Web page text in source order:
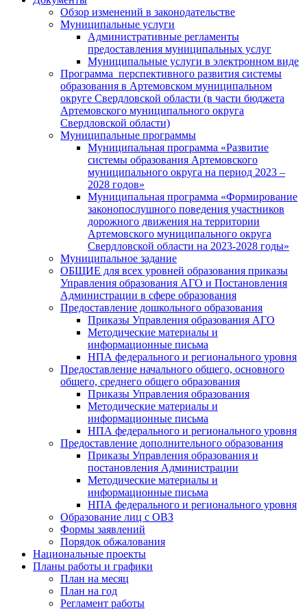
Обзор изменений в законодательстве
Муниципальные услуги
Административные регламенты
предоставления муниципальных услуг
Муниципальные услуги в электронном виде
Программа перспективного развития системы
образования в Артемовском муниципальном
округе Свердловской области (в части бюджета
Артемовского муниципального округа
Свердловской области)
Муниципальные программы
Муниципальная программа «Развитие
системы образования Артемовского
муниципального округа на период 2023 –
2028 годов»
Муниципальная программа «Формирование
законопослушного поведения участников
дорожного движения на территории
Артемовского муниципального округа
Свердловской области на 2023-2028 годы»
Муниципальное задание
ОБЩИЕ для всех уровней образования приказы
Управления образования АГО и Постановления
Администрации в сфере образования
Предоставление дошкольного образования
Приказы Управления образования АГО
Методические материалы и
информационные письма
НПА федерального и регионального уровня
Предоставление начального общего, основного
общего, среднего общего образования
Приказы Управления образования
Методические материалы и
информационные письма
НПА федерального и регионального уровня
Предоставление дополнительного образования
Приказы Управления образования и
постановления Администрации
Методические материалы и
информационные письма
НПА федерального и регионального уровня
Образование лиц с ОВЗ
Формы заявлений
Порядок обжалования
Национальные проекты
Планы работы и графики
План на месяц
План на год
Регламент работы